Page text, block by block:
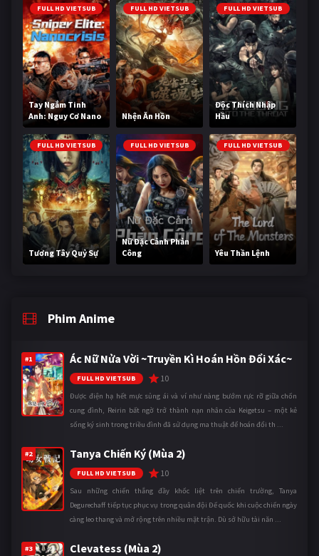
FULL HD VIETSUB
Tay Ngắm Tinh
Anh: Nguy Cơ Nano
FULL HD VIETSUB
Nhện Ăn Hồn
FULL HD VIETSUB
Độc Thích Nhập
Hầu
FULL HD VIETSUB
Tương Tây Quỷ Sự
FULL HD VIETSUB
Nữ Đặc Cảnh Phản
Công
FULL HD VIETSUB
Yêu Thần Lệnh
Phim Anime
#1 Ác Nữ Nửa Vời ~Truyền Kì Hoán Hồn Đổi Xác~
FULL HD VIETSUB 10
Được điện hạ hết mực sủng ái và ví như nàng bướm rực rỡ giữa chốn
cung đình, Reirin bất ngờ trở thành nạn nhân của Keigetsu – một kẻ
sống ký sinh trong triều đình đã sử dụng ma thuật để hoán đổi th ...
#2 Tanya Chiến Ký (Mùa 2)
FULL HD VIETSUB 10
Sau những chiến thắng đầy khốc liệt trên chiến trường, Tanya
Degurechaff tiếp tục phục vụ trong quân đội Đế quốc khi cuộc chiến ngày
càng leo thang và mở rộng trên nhiều mặt trận. Dù sở hữu tài năn ...
#3 Clevatess (Mùa 2)